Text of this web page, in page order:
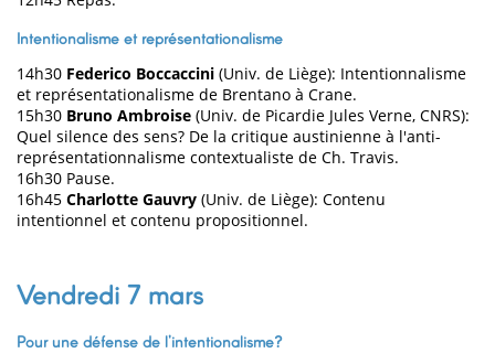
Intentionalisme et représentationalisme
14h30 Federico Boccaccini (Univ. de Liège): Intentionnalisme
et représentationalisme de Brentano à Crane.
15h30 Bruno Ambroise (Univ. de Picardie Jules Verne, CNRS):
Quel silence des sens? De la critique austinienne à l'anti-
représentationnalisme contextualiste de Ch. Travis.
16h30 Pause.
16h45 Charlotte Gauvry (Univ. de Liège): Contenu
intentionnel et contenu propositionnel.
Vendredi 7 mars
Pour une défense de l'intentionalisme?